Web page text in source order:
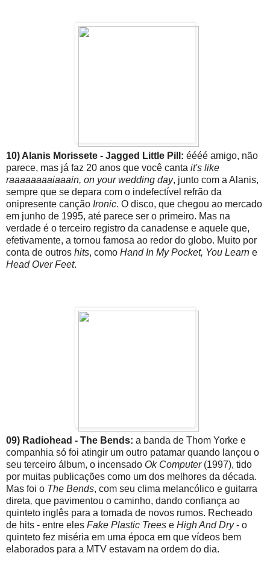
10) Alanis Morissete - Jagged Little Pill: éééé amigo, não
parece, mas já faz 20 anos que você canta it's like
raaaaaaaaiaaain, on your wedding day, junto com a Alanis,
sempre que se depara com o indefectível refrão da
onipresente canção Ironic. O disco, que chegou ao mercado
em junho de 1995, até parece ser o primeiro. Mas na
verdade é o terceiro registro da canadense e aquele que,
efetivamente, a tornou famosa ao redor do globo. Muito por
conta de outros hits, como Hand In My Pocket, You Learn e
Head Over Feet.
09) Radiohead - The Bends: a banda de Thom Yorke e
companhia só foi atingir um outro patamar quando lançou o
seu terceiro álbum, o incensado Ok Computer(1997), tido
por muitas publicações como um dos melhores da década.
Mas foi o The Bends, com seu clima melancólico e guitarra
direta, que pavimentou o caminho, dando confiança ao
quinteto inglês para a tomada de novos rumos. Recheado
de hits - entre eles Fake Plastic Trees e High And Dry- o
quinteto fez miséria em uma época em que vídeos bem
elaborados para a MTV estavam na ordem do dia.